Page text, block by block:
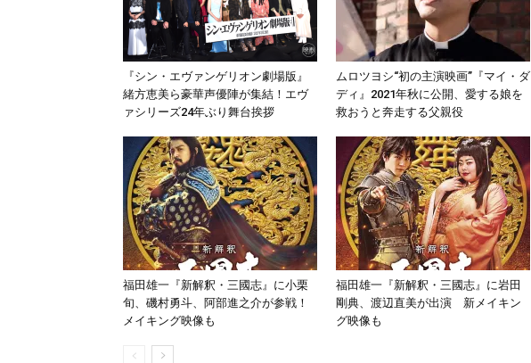
『シン・エヴァンゲリオン劇場版』
緒方恵美ら豪華声優陣が集結！エヴ
ァシリーズ24年ぶり舞台挨拶
ムロツヨシ“初の主演映画”『マイ・ダ
ディ』2021年秋に公開、愛する娘を
救おうと奔走する父親役
福田雄一『新解釈・三國志』に小栗
旬、磯村勇斗、阿部進之介が参戦！
メイキング映像も
福田雄一『新解釈・三國志』に岩田
剛典、渡辺直美が出演 新メイキン
グ映像も